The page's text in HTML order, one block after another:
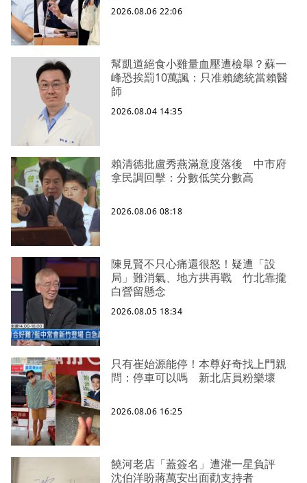
2026.08.06 22:06
幫凱道絕食小雞量血壓遭檢舉？蘇一
峰恐挨罰10萬諷：只准賴總統當賴醫
師
2026.08.04 14:35
賴清德批盧秀燕滿意度落後 中市府
拿民調回擊：分數低笑分數高
2026.08.06 08:18
陳見賢不只心痛還很怒！疑遭「設
局」難消氣、地方拱再戰 竹北靠攏
白營留懸念
2026.08.05 18:34
只有崔始源能停！本尊好奇找上門親
問：停車可以嗎 新北店員粉樂壞
2026.08.06 16:25
饒河老店「蓋簽名」遭灌一星負評
沈伯洋盼蔣萬安出面勸支持者